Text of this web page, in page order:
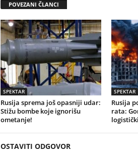
POVEZANI ČLANCI
SPEKTAR
Rusija sprema još opasniji udar:
Stižu bombe koje ignorišu
ometanje!
SPEKTAR
Rusija
rata:
OSTAVITI ODGOVOR